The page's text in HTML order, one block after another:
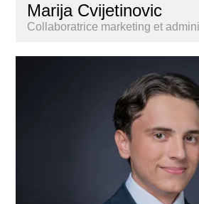
Marija Cvijetinovic
Collaboratrice marketing et